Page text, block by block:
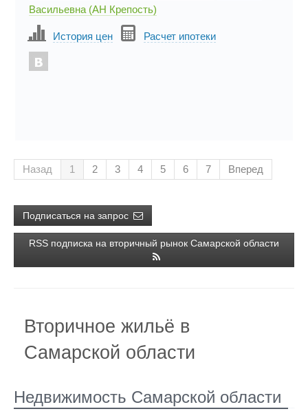
Васильевна (АН Крепость)
История цен Расчет ипотеки
Назад 1 2 3 4 5 6 7 Вперед
Подписаться на запрос
RSS подписка на вторичный рынок Самарской области
Вторичное жильё в
Самарской области
Недвижимость Самарской области